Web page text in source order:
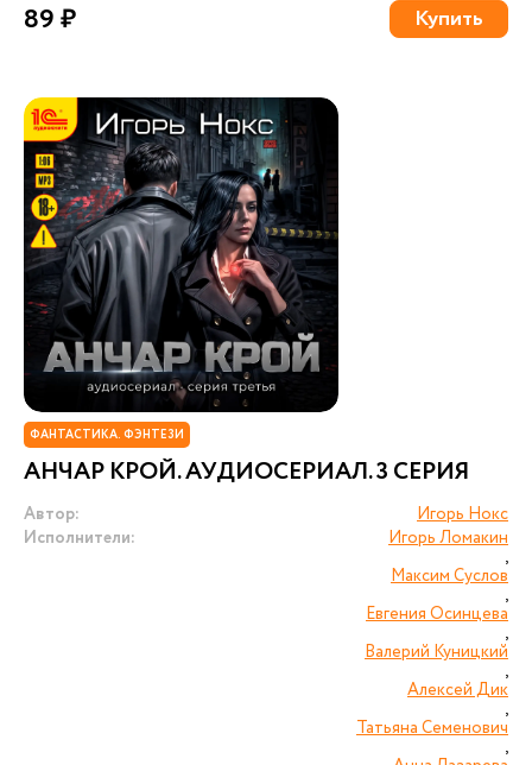
89 ₽ Купить
ФАНТАСТИКА. ФЭНТЕЗИ
АНЧАР КРОЙ. АУДИОСЕРИАЛ. 3 СЕРИЯ
Автор:
Игорь Нокс
Исполнители:
Игорь Ломакин
,
Максим Суслов
,
Евгения Осинцева
,
Валерий Куницкий
,
Алексей Дик
,
Татьяна Семенович
,